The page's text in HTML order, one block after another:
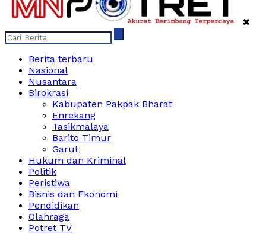
✖
Berita terbaru
Nasional
Nusantara
Birokrasi
Kabupaten Pakpak Bharat
Enrekang
Tasikmalaya
Barito Timur
Garut
Hukum dan Kriminal
Politik
Peristiwa
Bisnis dan Ekonomi
Pendidikan
Olahraga
Potret TV